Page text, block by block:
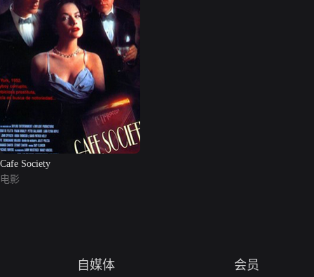
Cafe Society
电影
自媒体 会员